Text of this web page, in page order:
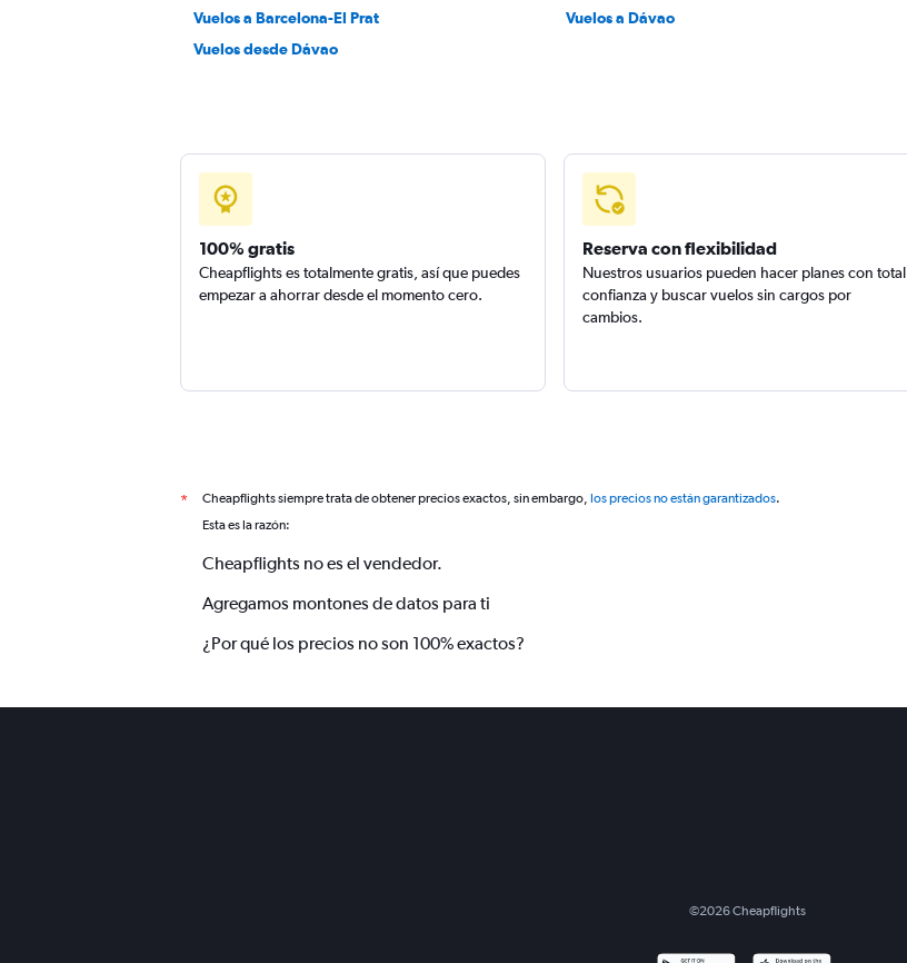
Vuelos a Barcelona-El Prat Vuelos a Dávao
Vuelos desde Dávao
100% gratis
Cheapflights es totalmente gratis, así que puedes
empezar a ahorrar desde el momento cero.
Reserva con flexibilidad
Nuestros usuarios pueden hacer planes con total
confianza y buscar vuelos sin cargos por
cambios.
* Cheapflights siempre trata de obtener precios exactos, sin embargo, los precios no están garantizados.
Esta es la razón:
Cheapflights no es el vendedor.
Agregamos montones de datos para ti
¿Por qué los precios no son 100% exactos?
©2026Cheapflights